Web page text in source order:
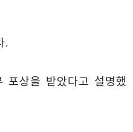
.
상을 받았다고 설명했